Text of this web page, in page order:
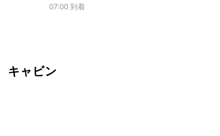
07:00 到着
キャビン